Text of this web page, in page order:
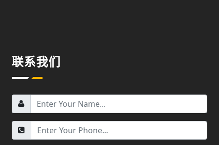
联系我们